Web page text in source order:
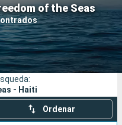
of the Seas
Compañías
Buscar
- Haiti
Ordenar